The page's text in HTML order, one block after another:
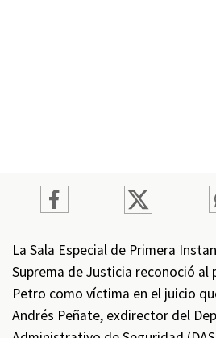
La Sala Especial de Primera
Suprema de Justicia reconoció al
Petro como víctima en el juicio
Andrés Peñate, exdirector del